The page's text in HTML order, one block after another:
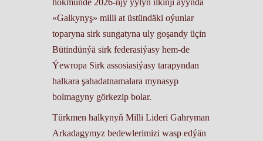
hökmünde 2026-njy ýylyň ilkinji aýynda
«Galkynyş» milli at üstündäki oýunlar
toparyna sirk sungatyna uly goşandy üçin
Bütindünýä sirk federasiýasy hem-de
Ýewropa Sirk assosiasiýasy tarapyndan
halkara şahadatnamalara mynasyp
bolmagyny görkezip bolar.
Türkmen halkynyň Milli Lideri Gahryman
Arkadagymyz bedewlerimizi wasp edýän